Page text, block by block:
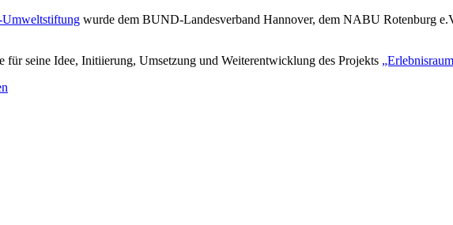
Umweltstiftung wurde dem BUND-Landesverband Hannover, dem NABU Rotenburg
für seine Idee, Initiierung, Umsetzung und Weiterentwicklung des Projekts